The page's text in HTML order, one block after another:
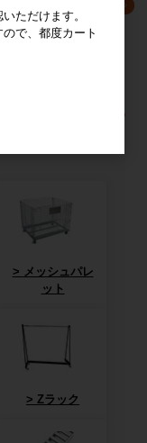
メッシュパレ
ット
Zラック
ただけます。
で、都度カート